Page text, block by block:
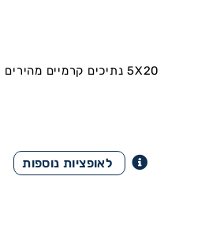
5X20 נתיכים קרמיים מהירים